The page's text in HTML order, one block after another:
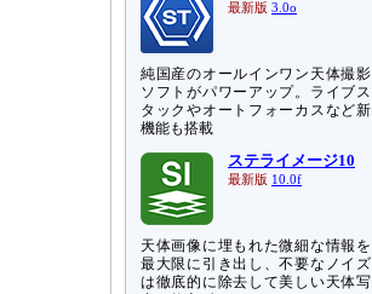
最新版 3.0o
純国産のオールインワン天体撮影
ソフトがパワーアップ。ライブス
タックやオートフォーカスなど新
機能も搭載
ステライメージ10
最新版 10.0f
天体画像に埋もれた微細な情報を
最大限に引き出し、不要なノイズ
は徹底的に除去して美しい天体写